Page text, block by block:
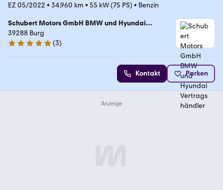
EZ 05/2022 • 34.960 km • 55 kW (75 PS) • Benzin
Schubert Motors GmbH BMW und Hyundai
Vertragshändler
39288 Burg
5 Sterne
(3)
Kontakt Parken